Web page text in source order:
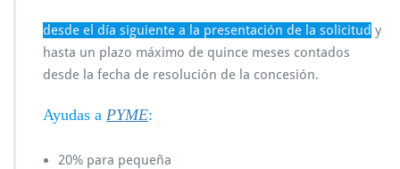
desde el día siguiente a la presentación de la solicitud y
hasta un plazo máximo de quince meses contados
desde la fecha de resolución de la concesión.
Ayudas a PYME:
20% para pequeña